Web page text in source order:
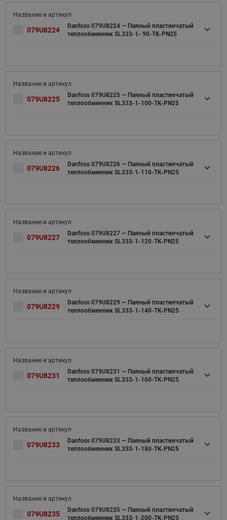
079U8224
Danfoss 079U8224 — Паяный пластинчатый
теплообменник SL333-1- 90-TK-PN25
079U8225
Danfoss 079U8225 — Паяный пластинчатый
теплообменник SL333-1-100-TK-PN25
079U8226
Danfoss 079U8226 — Паяный пластинчатый
теплообменник SL333-1-110-TK-PN25
079U8227
Danfoss 079U8227 — Паяный пластинчатый
теплообменник SL333-1-120-TK-PN25
079U8229
Danfoss 079U8229 — Паяный пластинчатый
теплообменник SL333-1-140-TK-PN25
079U8231
Danfoss 079U8231 — Паяный пластинчатый
теплообменник SL333-1-160-TK-PN25
079U8233
Danfoss 079U8233 — Паяный пластинчатый
теплообменник SL333-1-180-TK-PN25
079U8235
Danfoss 079U8235 — Паяный пластинчатый
теплообменник SL333-1-200-TK-PN25